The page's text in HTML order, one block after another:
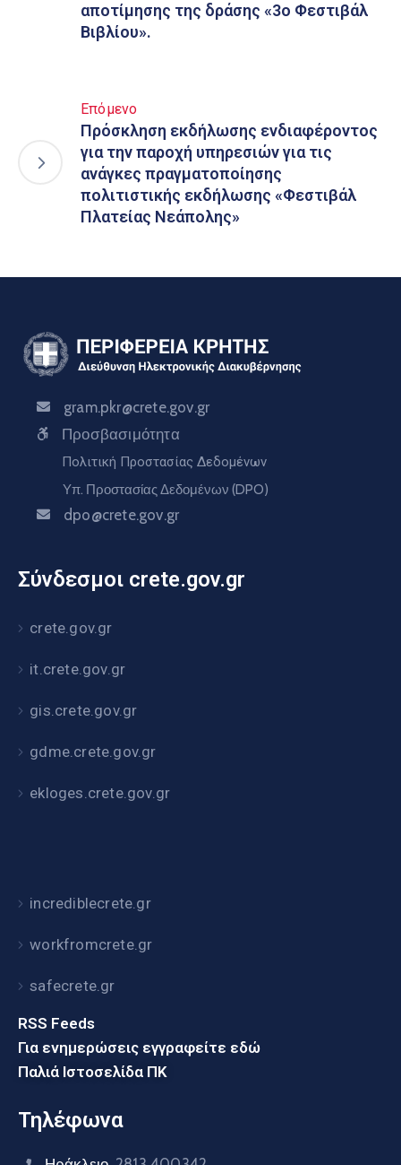
αποτίμησης της δράσης «3ο Φεστιβάλ
Βιβλίου».
Επόμενο
Πρόσκληση εκδήλωσης ενδιαφέροντος
για την παροχή υπηρεσιών για τις
ανάγκες πραγματοποίησης
πολιτιστικής εκδήλωσης «Φεστιβάλ
Πλατείας Νεάπολης»
gram.pkr@crete.gov.gr
Προσβασιμότητα
Πολιτική Προστασίας Δεδομένων
Υπ. Προστασίας Δεδομένων (DPO)
dpo@crete.gov.gr
Σύνδεσμοι crete.gov.gr
crete.gov.gr
it.crete.gov.gr
gis.crete.gov.gr
gdme.crete.gov.gr
ekloges.crete.gov.gr
incrediblecrete.gr
workfromcrete.gr
safecrete.gr
RSS Feeds
Για ενημερώσεις εγγραφείτε εδώ
Παλιά Ιστοσελίδα ΠΚ
Τηλέφωνα